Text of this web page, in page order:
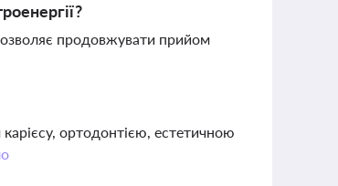
продовжувати прийом
ортодонтією, естетичною